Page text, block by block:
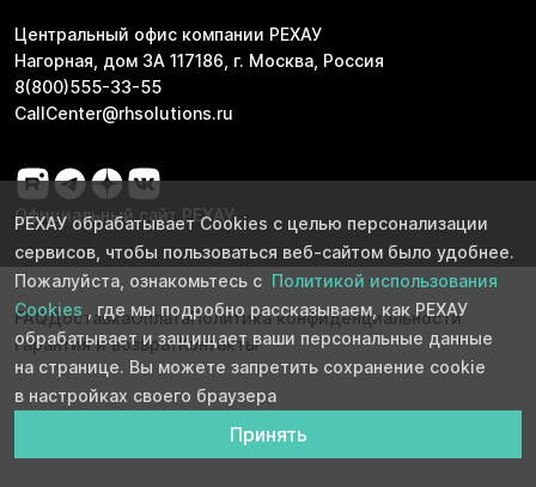
Центральный офис компании РЕХАУ
Нагорная, дом 3А 117186, г. Москва, Россия
8(800)555-33-55
CallCenter@rhsolutions.ru
Официальный сайт РЕХАУ
FAQДоставкаОплатаПолитика конфиденциальности
Гарантия и возвратКонтакты
РЕХАУ обрабатывает Cookies с целью персонализации
сервисов, чтобы пользоваться веб-сайтом было удобнее.
Пожалуйста, ознакомьтесь с Политикой использования
Cookies
, где мы подробно рассказываем, как РЕХАУ
обрабатывает и защищает ваши персональные данные
на странице. Вы можете запретить сохранение cookie
в настройках своего браузера
Принять